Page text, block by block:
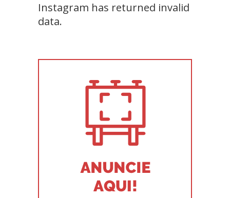
Instagram has returned invalid
data.